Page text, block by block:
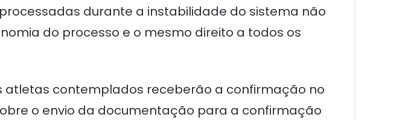
durante a instabilidade do sistema não
do processo e o mesmo direito a todos os
atletas contemplados receberão a confirmação no
o envio da documentação para a confirmação